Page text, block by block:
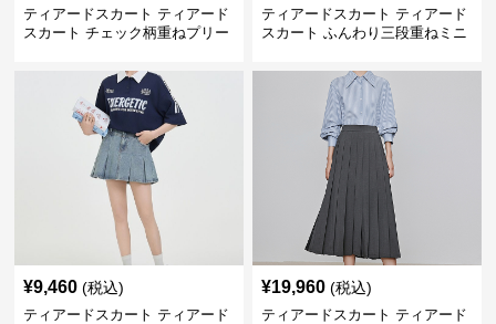
ティアードスカート ティアード
スカート チェック柄重ねプリー
ティアードスカート ティアード
スカート ふんわり三段重ねミニ
¥9,460 (税込)
ティアードスカート ティアード
¥19,960 (税込)
ティアードスカート ティアード